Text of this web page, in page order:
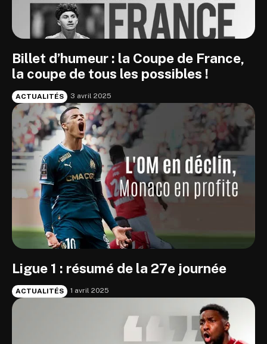
Billet d’humeur : la Coupe de France,
la coupe de tous les possibles !
ACTUALITÉS 3 avril 2025
Ligue 1 : résumé de la 27e journée
ACTUALITÉS 1 avril 2025